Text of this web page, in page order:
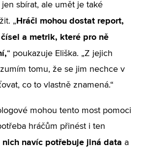
sbírat, ale umět je také
„Hráči mohou dostat report,
a metrik, které pro ně
“ poukazuje Eliška. „Z jejich
tomu, že se jim nechce v
co to vlastně znamená.“
mohou tento most pomoci
hráčům přinést i ten
nich navíc potřebuje jiná data a